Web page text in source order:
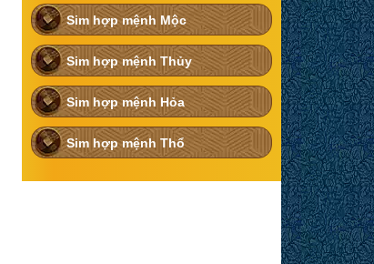
Sim hợp mệnh Mộc
Sim hợp mệnh Thủy
Sim hợp mệnh Hỏa
Sim hợp mệnh Thổ